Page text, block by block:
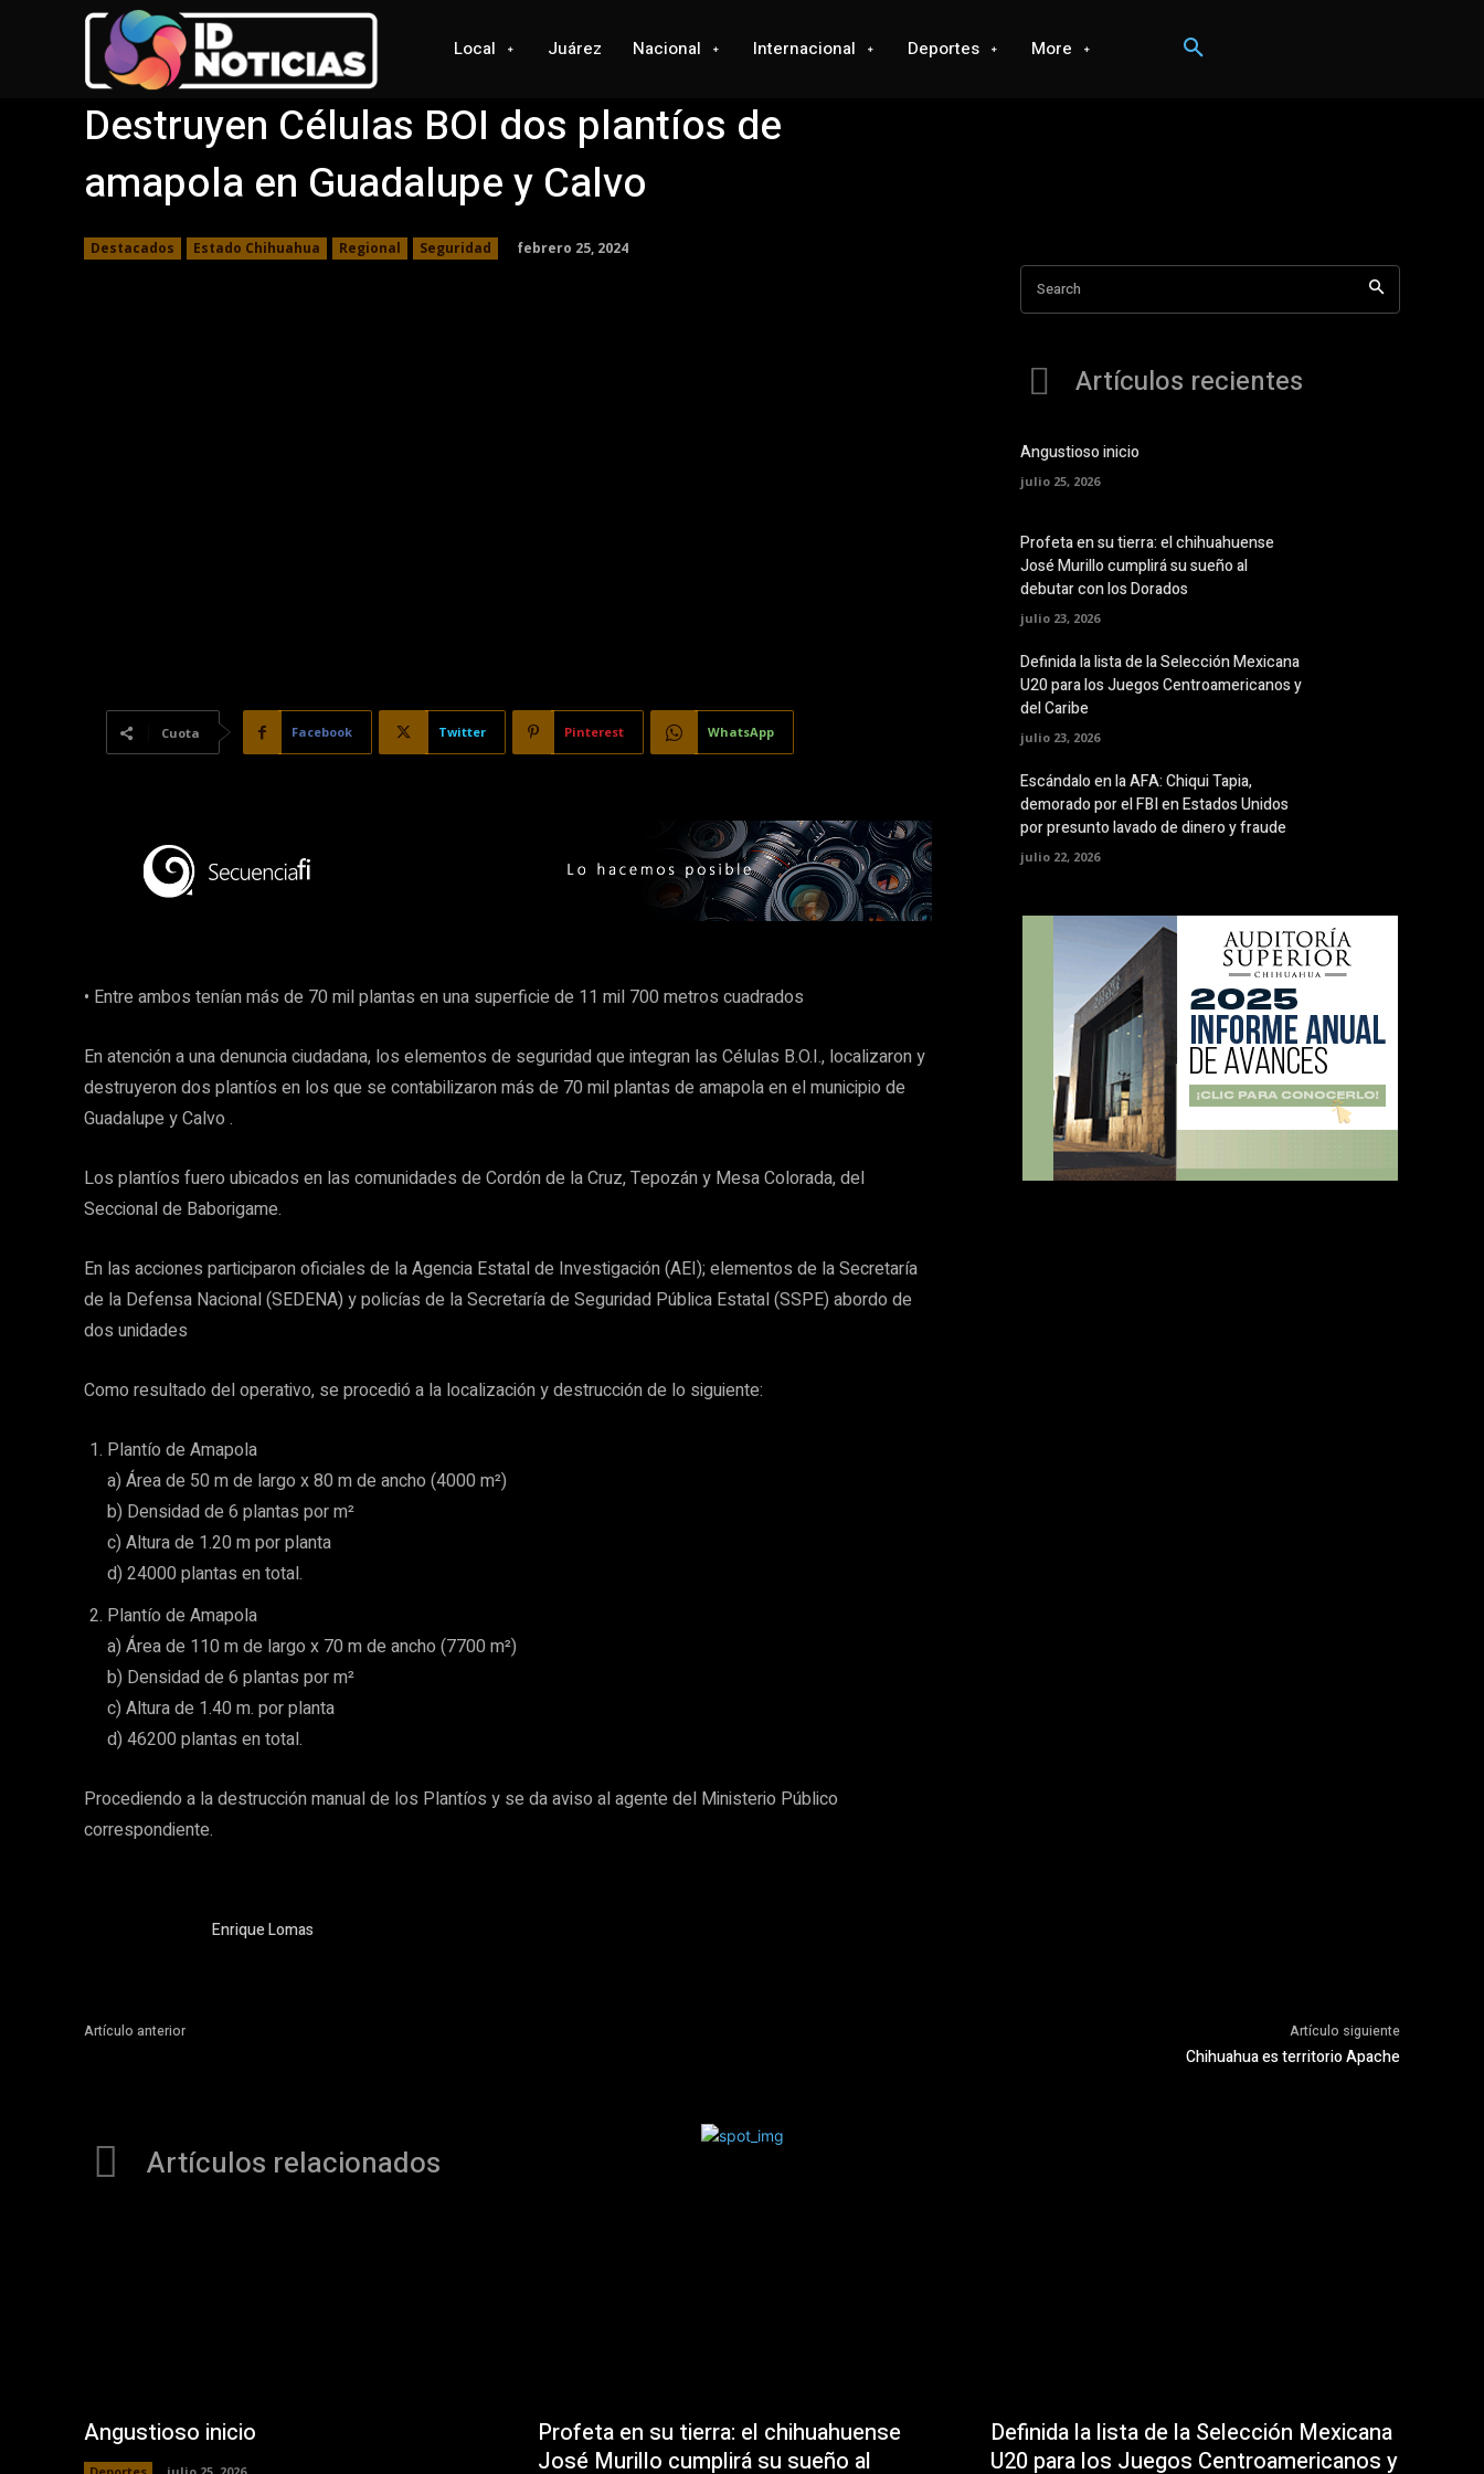
Local Juárez Nacional Internacional Deportes More
Destruyen Células BOI dos plantíos de
amapola en Guadalupe y Calvo
Destacados Estado Chihuahua Regional Seguridad febrero 25, 2024
Cuota Facebook Twitter Pinterest WhatsApp
• Entre ambos tenían más de 70 mil plantas en una superficie de 11 mil 700 metros cuadrados
En atención a una denuncia ciudadana, los elementos de seguridad que integran las Células B.O.I., localizaron y
destruyeron dos plantíos en los que se contabilizaron más de 70 mil plantas de amapola en el municipio de
Guadalupe y Calvo .
Los plantíos fuero ubicados en las comunidades de Cordón de la Cruz, Tepozán y Mesa Colorada, del
Seccional de Baborigame.
En las acciones participaron oficiales de la Agencia Estatal de Investigación (AEI); elementos de la Secretaría
de la Defensa Nacional (SEDENA) y policías de la Secretaría de Seguridad Pública Estatal (SSPE) abordo de
dos unidades
Como resultado del operativo, se procedió a la localización y destrucción de lo siguiente:
Plantío de Amapola
a) Área de 50 m de largo x 80 m de ancho (4000 m²)
b) Densidad de 6 plantas por m²
c) Altura de 1.20 m por planta
d) 24000 plantas en total.
Plantío de Amapola
a) Área de 110 m de largo x 70 m de ancho (7700 m²)
b) Densidad de 6 plantas por m²
c) Altura de 1.40 m. por planta
d) 46200 plantas en total.
Procediendo a la destrucción manual de los Plantíos y se da aviso al agente del Ministerio Público
correspondiente.
Enrique Lomas
Search
Artículos recientes
Angustioso inicio
julio 25, 2026
Profeta en su tierra: el chihuahuense
José Murillo cumplirá su sueño al
debutar con los Dorados
julio 23, 2026
Definida la lista de la Selección Mexicana
U20 para los Juegos Centroamericanos y
del Caribe
julio 23, 2026
Escándalo en la AFA: Chiqui Tapia,
demorado por el FBI en Estados Unidos
por presunto lavado de dinero y fraude
julio 22, 2026
Artículo anterior Artículo siguiente
Chihuahua es territorio Apache
Artículos relacionados
Angustioso inicio
Profeta en su tierra: el chihuahuense
José Murillo cumplirá su sueño al
Definida la lista de la Selección Mexicana
U20 para los Juegos Centroamericanos y